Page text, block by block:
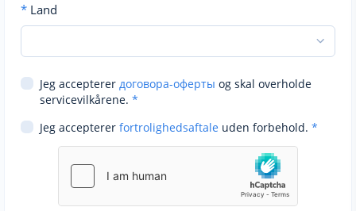
* Land
Jeg accepterer договора-оферты og skal overholde
servicevilkårene. *
Jeg accepterer fortrolighedsaftale uden forbehold. *